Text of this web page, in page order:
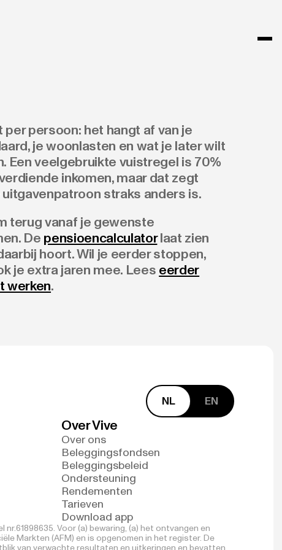
per persoon: het hangt af van je
je woonlasten en wat je later wilt
Een veelgebruikte vuistregel is 70%
inkomen, maar dat zegt
straks anders is.
terug vanaf je gewenste
De pensioencalculatorlaat zien
hoort. Wil je eerder stoppen,
je extra jaren mee. Lees eerder
werken.
NL EN
Over Vive
Over ons
Beleggingsfondsen
Beleggingsbeleid
Ondersteuning
Rendementen
Tarieven
Download app
Voor (a) bewaring, (a) het ontvangen en
Markten (AFM) en is opgenomen in het register. De
van verwachte resultaten en uitkeringen en bevatten